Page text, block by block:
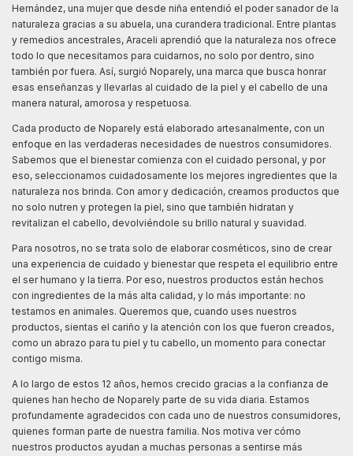
Hernández, una mujer que desde niña entendió el poder sanador de la
naturaleza gracias a su abuela, una curandera tradicional. Entre plantas
y remedios ancestrales, Araceli aprendió que la naturaleza nos ofrece
todo lo que necesitamos para cuidarnos, no solo por dentro, sino
también por fuera. Así, surgió Noparely, una marca que busca honrar
esas enseñanzas y llevarlas al cuidado de la piel y el cabello de una
manera natural, amorosa y respetuosa.
Cada producto de Noparely está elaborado artesanalmente, con un
enfoque en las verdaderas necesidades de nuestros consumidores.
Sabemos que el bienestar comienza con el cuidado personal, y por
eso, seleccionamos cuidadosamente los mejores ingredientes que la
naturaleza nos brinda. Con amor y dedicación, creamos productos que
no solo nutren y protegen la piel, sino que también hidratan y
revitalizan el cabello, devolviéndole su brillo natural y suavidad.
Para nosotros, no se trata solo de elaborar cosméticos, sino de crear
una experiencia de cuidado y bienestar que respeta el equilibrio entre
el ser humano y la tierra. Por eso, nuestros productos están hechos
con ingredientes de la más alta calidad, y lo más importante: no
testamos en animales. Queremos que, cuando uses nuestros
productos, sientas el cariño y la atención con los que fueron creados,
como un abrazo para tu piel y tu cabello, un momento para conectar
contigo misma.
A lo largo de estos 12 años, hemos crecido gracias a la confianza de
quienes han hecho de Noparely parte de su vida diaria. Estamos
profundamente agradecidos con cada uno de nuestros consumidores,
quienes forman parte de nuestra familia. Nos motiva ver cómo
nuestros productos ayudan a muchas personas a sentirse más